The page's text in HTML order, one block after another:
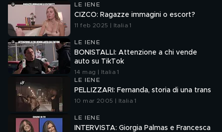
LE IENE
CIZCO: Ragazze immagini o escort?
11 feb 2025 | Italia 1
LE IENE
BONISTALLI: Attenzione a chi vende
auto su TikTok
14 mag | Italia 1
LE IENE
PELLIZZARI: Fernanda, storia di una trans
10 mar 2005 | Italia 1
LE IENE
INTERVISTA: Giorgia Palmas e Francesca